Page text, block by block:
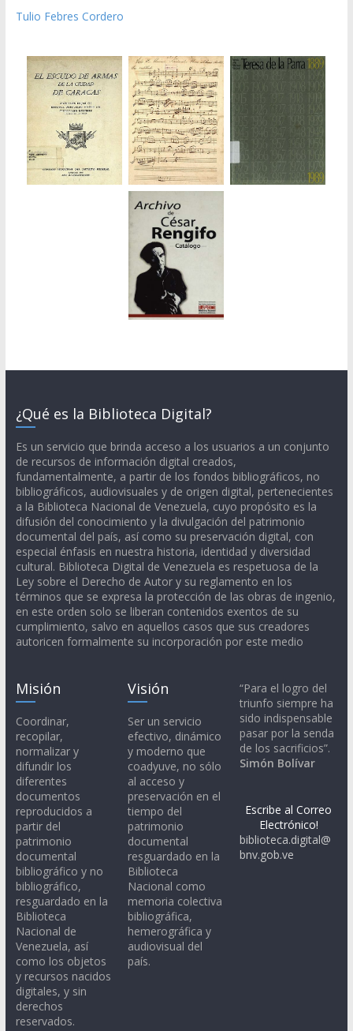
Tulio Febres Cordero
¿Qué es la Biblioteca Digital?
Es un servicio que brinda acceso a los usuarios a un conjunto
de recursos de información digital creados,
fundamentalmente, a partir de los fondos bibliográficos, no
bibliográficos, audiovisuales y de origen digital, pertenecientes
a la Biblioteca Nacional de Venezuela, cuyo propósito es la
difusión del conocimiento y la divulgación del patrimonio
documental del país, así como su preservación digital, con
especial énfasis en nuestra historia, identidad y diversidad
cultural. Biblioteca Digital de Venezuela es respetuosa de la
Ley sobre el Derecho de Autor y su reglamento en los
términos que se expresa la protección de las obras de ingenio,
en este orden solo se liberan contenidos exentos de su
cumplimiento, salvo en aquellos casos que sus creadores
autoricen formalmente su incorporación por este medio
Misión
Coordinar,
recopilar,
normalizar y
difundir los
diferentes
documentos
reproducidos a
partir del
patrimonio
documental
bibliográfico y no
bibliográfico,
resguardado en la
Biblioteca
Nacional de
Venezuela, así
como los objetos
y recursos nacidos
digitales, y sin
derechos
reservados.
Visión
Ser un servicio
efectivo, dinámico
y moderno que
coadyuve, no sólo
al acceso y
preservación en el
tiempo del
patrimonio
documental
resguardado en la
Biblioteca
Nacional como
memoria colectiva
bibliográfica,
hemerográfica y
audiovisual del
país.
“Para el logro del
triunfo siempre ha
sido indispensable
pasar por la senda
de los sacrificios”.
Simón Bolívar
Escribe al Correo
Electrónico!
biblioteca.digital@
bnv.gob.ve